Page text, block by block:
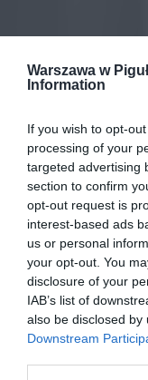
Warszawa w
Information
If you wish to opt-
processing of your
targeted advertising
section to confirm
opt-out request is
interest-based ads
us or personal
your opt-out. You
disclosure of your
IAB’s list of
also be disclosed
Downstream